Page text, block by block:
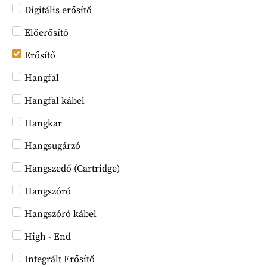
Digitális erősítő
Előerősítő
Erősítő
Hangfal
Hangfal kábel
Hangkar
Hangsugárzó
Hangszedő (Cartridge)
Hangszóró
Hangszóró kábel
High - End
Integrált Erősítő